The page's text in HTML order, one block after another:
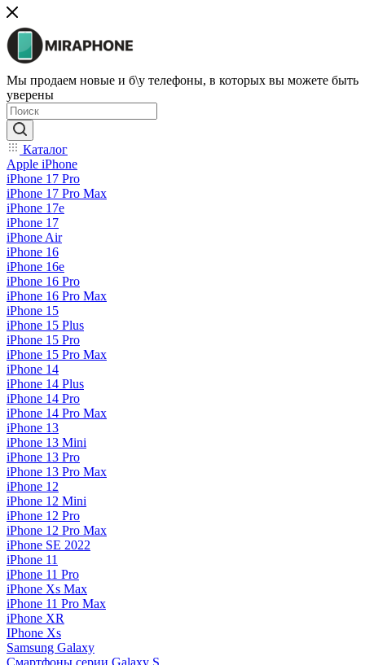
Мы продаем новые и б\у телефоны, в которых вы можете быть
уверены
Каталог
Apple iPhone
iPhone 17 Pro
iPhone 17 Pro Max
iPhone 17e
iPhone 17
iPhone Air
iPhone 16
iPhone 16e
iPhone 16 Pro
iPhone 16 Pro Max
iPhone 15
iPhone 15 Plus
iPhone 15 Pro
iPhone 15 Pro Max
iPhone 14
iPhone 14 Plus
iPhone 14 Pro
iPhone 14 Pro Max
iPhone 13
iPhone 13 Mini
iPhone 13 Pro
iPhone 13 Pro Max
iPhone 12
iPhone 12 Mini
iPhone 12 Pro
iPhone 12 Pro Max
iPhone SE 2022
iPhone 11
iPhone 11 Pro
iPhone Xs Max
iPhone 11 Pro Max
iPhone XR
IPhone Xs
Samsung Galaxy
Смартфоны серии Galaxy S